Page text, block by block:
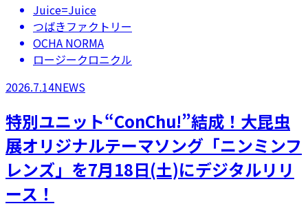
Juice=Juice
つばきファクトリー
OCHA NORMA
ロージークロニクル
2026.7.14NEWS
特別ユニット“ConChu!”結成！大昆虫
展オリジナルテーマソング「ニンミンフ
レンズ」を7月18日(土)にデジタルリリ
ース！